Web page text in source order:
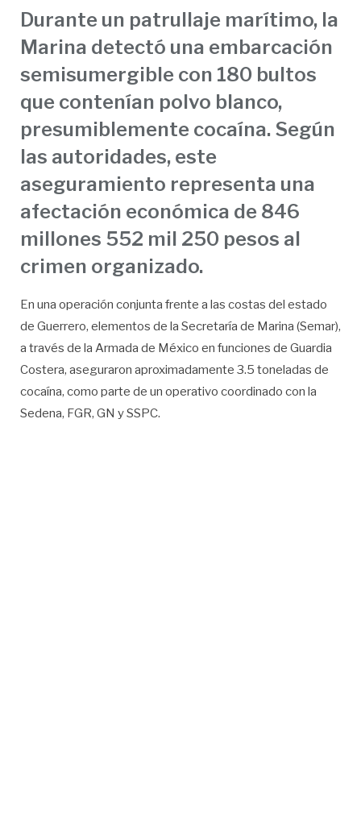
Durante un patrullaje marítimo, la
Marina detectó una embarcación
semisumergible con 180 bultos
que contenían polvo blanco,
presumiblemente cocaína. Según
las autoridades, este
aseguramiento representa una
afectación económica de 846
millones 552 mil 250 pesos al
crimen organizado.
En una operación conjunta frente a las costas del estado
de Guerrero, elementos de la Secretaría de Marina (Semar),
a través de la Armada de México en funciones de Guardia
Costera, aseguraron aproximadamente 3.5 toneladas de
cocaína, como parte de un operativo coordinado con la
Sedena, FGR, GN y SSPC.